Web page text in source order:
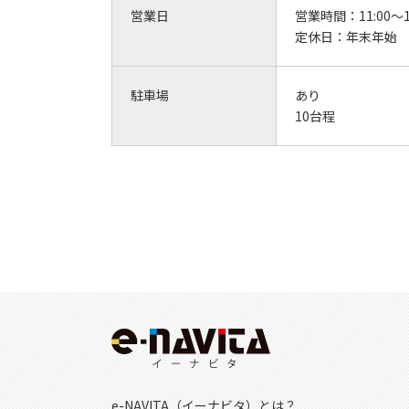
営業日 営業時間： 11:00～
定休日： 年末年始
駐車場
あり
10台程